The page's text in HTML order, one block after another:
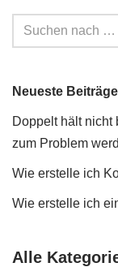
Neueste Beiträge
Doppelt hält nicht
zum Problem
Wie erstelle ich
Wie erstelle ich
Alle